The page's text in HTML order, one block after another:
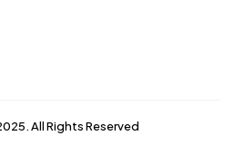
All Rights Reserved